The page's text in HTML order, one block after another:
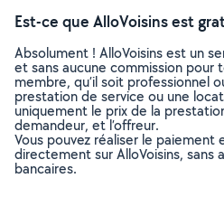
Est-ce que AlloVoisins est
Absolument ! AlloVoisins est un
et sans aucune commission pour
membre, qu’il soit professionnel
prestation de service ou une
uniquement le prix de la
demandeur, et l’offreur.
Vous pouvez réaliser le paiement
directement sur AlloVoisins, sans
bancaires.